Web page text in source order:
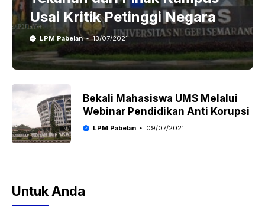
Usai Kritik Petinggi Negara
LPM Pabelan 13/07/2021
Bekali Mahasiswa UMS Melalui
Webinar Pendidikan Anti Korupsi
LPM Pabelan 09/07/2021
Untuk Anda